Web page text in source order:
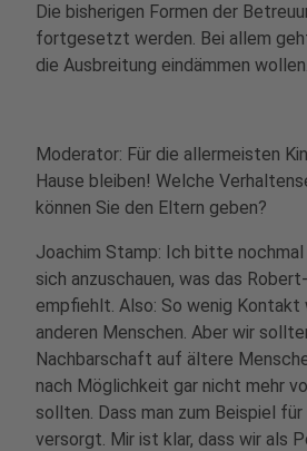
Die bisherigen Formen der
fortgesetzt werden. Bei allem
die Ausbreitung eindämmen wollen.
Moderator: Für die allermeisten
Hause bleiben! Welche
können Sie den Eltern geben?
Joachim Stamp: Ich bitte nochmal
sich anzuschauen, was das
empfiehlt. Also: So wenig Kontakt
anderen Menschen. Aber wir
Nachbarschaft auf ältere
nach Möglichkeit gar nicht mehr
sollten. Dass man zum Beispiel
versorgt. Mir ist klar, dass wir als